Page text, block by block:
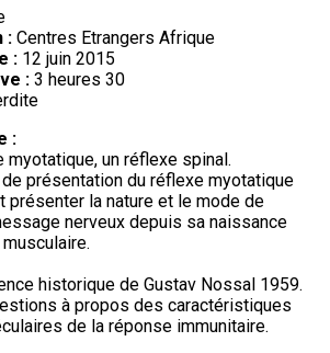
: Centres Etrangers Afrique
: 12 juin 2015
: 3 heures 30
:
myotatique, un réflexe spinal.
présentation du réflexe myotatique
présenter la nature et le mode de
nerveux depuis sa naissance
historique de Gustav Nossal 1959.
à propos des caractéristiques
de la réponse immunitaire.